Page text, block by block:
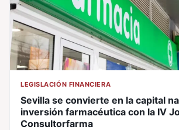
LEGISLACIÓN FINANCIERA
Sevilla se convierte en la capital
inversión farmacéutica con la IV
Consultorfarma